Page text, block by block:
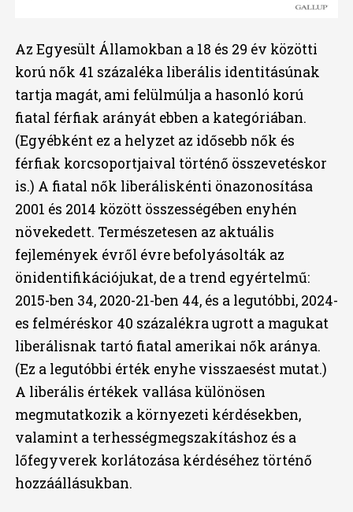
Az Egyesült Államokban a 18 és 29 év közötti
korú nők 41 százaléka liberális identitásúnak
tartja magát, ami felülmúlja a hasonló korú
fiatal férfiak arányát ebben a kategóriában.
(Egyébként ez a helyzet az idősebb nők és
férfiak korcsoportjaival történő összevetéskor
is.) A fiatal nők liberáliskénti önazonosítása
2001 és 2014 között összességében enyhén
növekedett. Természetesen az aktuális
fejlemények évről évre befolyásolták az
önidentifikációjukat, de a trend egyértelmű:
2015-ben 34, 2020-21-ben 44, és a legutóbbi, 2024-
es felméréskor 40 százalékra ugrott a magukat
liberálisnak tartó fiatal amerikai nők aránya.
(Ez a legutóbbi érték enyhe visszaesést mutat.)
A liberális értékek vallása különösen
megmutatkozik a környezeti kérdésekben,
valamint a terhességmegszakításhoz és a
lőfegyverek korlátozása kérdéséhez történő
hozzáállásukban.